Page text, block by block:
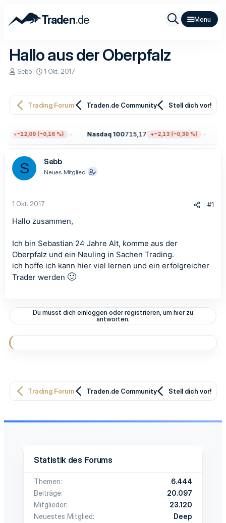
Traden.de
Hallo aus der Oberpfalz
E
e
r
Sebb
E
e
a
m
1 Okt. 2017
Trading Forum Traden.de Community Stell dich vor!
−12,09 (−0,16 %) Nasdaq 100715,17 −2,13 (−0,30 %)
S Sebb
Neues Mitglied
1 Okt. 2017 #1
Hallo zusammen,
Ich bin Sebastian 24 Jahre Alt, komme aus der
Oberpfalz und ein Neuling in Sachen Trading.
ich hoffe ich kann hier viel lernen und ein erfolgreicher
Trader werden 🙂
Du musst dich einloggen oder registrieren, um hier zu
antworten.
Trading Forum Traden.de Community Stell dich vor!
Statistik des Forums
Themen
6.444
Beiträge
20.097
Mitglieder
23.120
Neuestes Mitglied
Deep